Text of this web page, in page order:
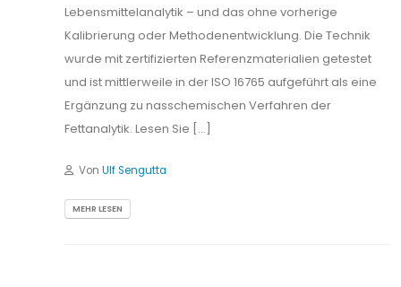
Lebensmittelanalytik – und das ohne vorherige
Kalibrierung oder Methodenentwicklung. Die Technik
wurde mit zertifizierten Referenzmaterialien getestet
und ist mittlerweile in der ISO 16765 aufgeführt als eine
Ergänzung zu nasschemischen Verfahren der
Fettanalytik. Lesen Sie […]
Von Ulf Sengutta
MEHR LESEN